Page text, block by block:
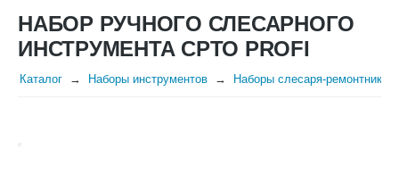
НАБОР РУЧНОГО СЛЕСАРНОГО
ИНСТРУМЕНТА СРТО PROFI
Каталог Наборы инструментов Наборы слесаря-ремонтника